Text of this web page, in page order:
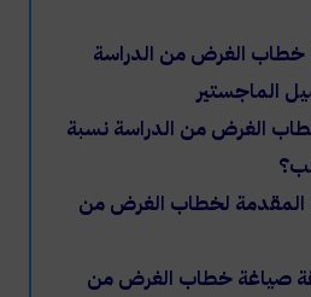
خطاب الغرض من الدراسة
الماجستير
الغرض من الدراسة نسبة
المقدمة لخطاب الغرض من
صياغة خطاب الغرض من